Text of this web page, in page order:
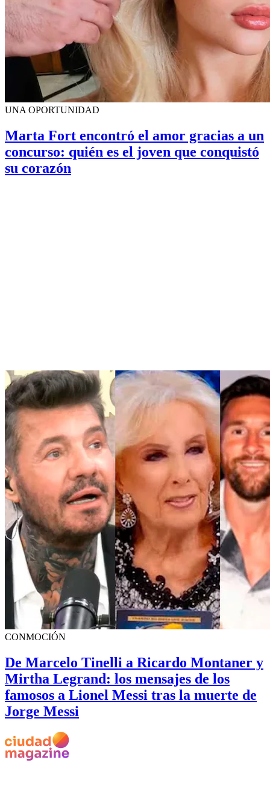
UNA OPORTUNIDAD
Marta Fort encontró el amor gracias a un
concurso: quién es el joven que conquistó
su corazón
CONMOCIÓN
De Marcelo Tinelli a Ricardo Montaner y
Mirtha Legrand: los mensajes de los
famosos a Lionel Messi tras la muerte de
Jorge Messi